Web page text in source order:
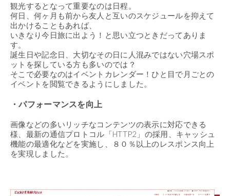
観光するとなって重要なのは日程。
何日、何ヶ月も前から友人と互いのスケジュールを抑えて
出かけることもあれば、
いきなり今日旅に出よう！と思い立つときだってありま
す。
誕生日や記念日、大切なその日に人混みではない穴場スポ
ットを探している方も多いのでは？
そこで必要なのはイベントカレンダー！ひと目で月ごとの
イベントを閲覧できるようにしました。
・パフォーマンスを向上
画像などの多いリッチなコンテンツの表示に対応できる
様、最新の通信プロトコル「HTTP2」の採用、キャッシュ
機能の最適化などを実施し、８０％以上のレスポンス向上
を実現しました。